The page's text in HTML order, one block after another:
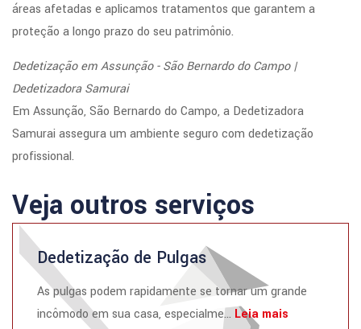
áreas afetadas e aplicamos tratamentos que garantem a
proteção a longo prazo do seu patrimônio.
Dedetização em Assunção - São Bernardo do Campo |
Dedetizadora Samurai
Em Assunção, São Bernardo do Campo, a Dedetizadora
Samurai assegura um ambiente seguro com dedetização
profissional.
Veja outros serviços
Dedetização de Pulgas
As pulgas podem rapidamente se tornar um grande
incômodo em sua casa, especialme... Leia mais